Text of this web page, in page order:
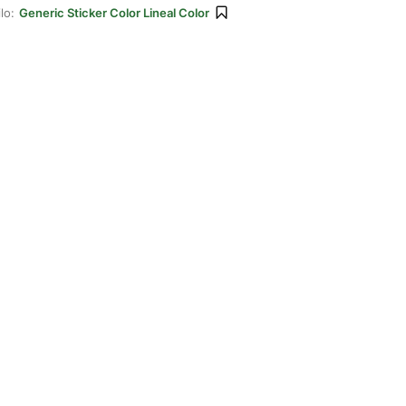
Generic Sticker Color Lineal Color